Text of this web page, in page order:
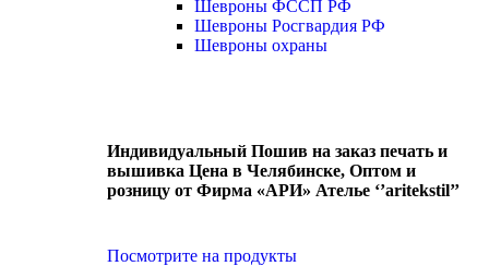
Шевроны ФССП РФ
Шевроны Росгвардия РФ
Шевроны охраны
Индивидуальный Пошив на заказ печать и
вышивка Цена в Челябинске, Оптом и
розницу от Фирма «АРИ» Ателье ‘’aritekstil’’
Посмотрите на продукты